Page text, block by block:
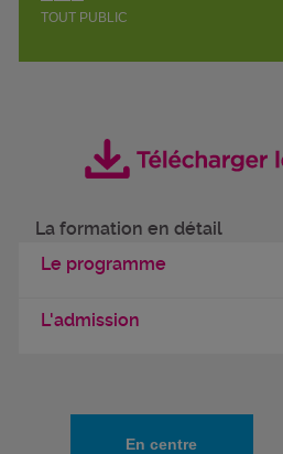
TOUT PUBLIC
La formation en détail
Le programme
L'admission
En centre